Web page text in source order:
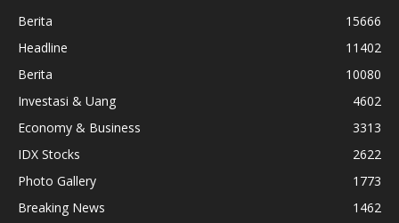
Berita
15666
Headline
11402
Berita
10080
Investasi & Uang
4602
Economy & Business
3313
IDX Stocks
2622
Photo Gallery
1773
Breaking News
1462